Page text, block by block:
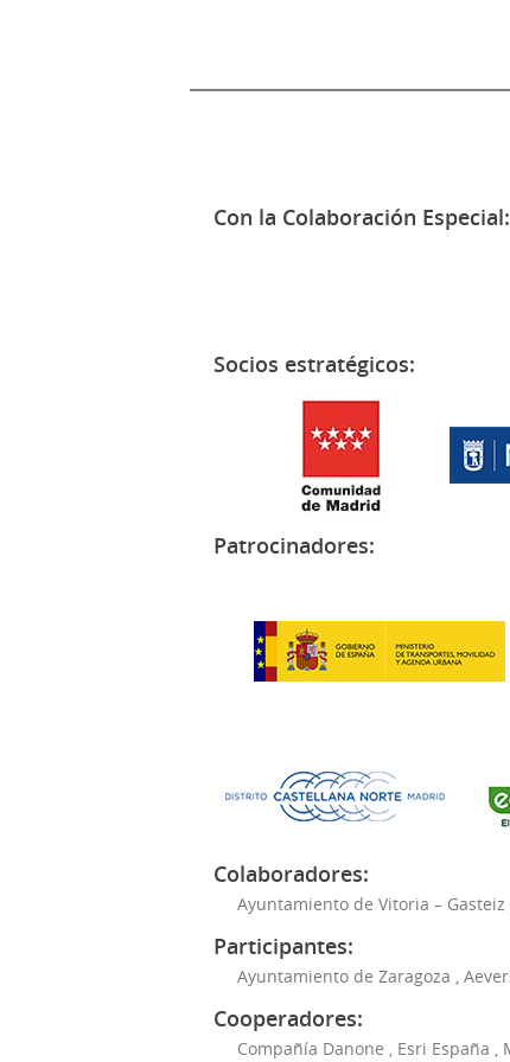
Con la Colaboración Especial:
Socios estratégicos:
Patrocinadores:
Colaboradores:
Ayuntamiento de Vitoria – Gasteiz
Participantes:
Ayuntamiento de Zaragoza
Cooperadores:
Compañía Danone Esri España